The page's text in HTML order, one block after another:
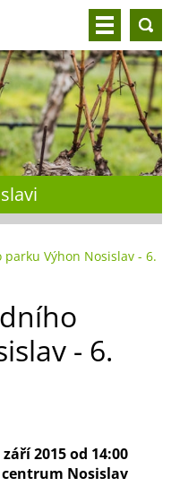
Výhon Nosislav - 6.
- 6.
září 2015 od 14:00
Nosislav